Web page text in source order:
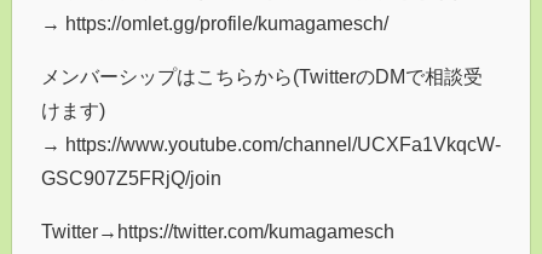
→ https://omlet.gg/profile/kumagamesch/
メンバーシップはこちらから(TwitterのDMで相談受
けます)
→ https://www.youtube.com/channel/UCXFa1VkqcW-
GSC907Z5FRjQ/join
Twitter→https://twitter.com/kumagamesch